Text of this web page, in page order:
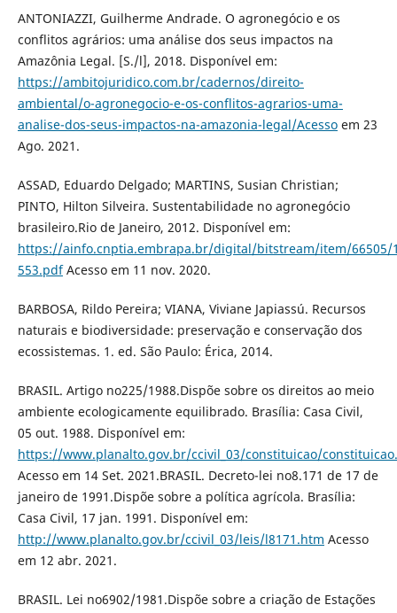
ANTONIAZZI, Guilherme Andrade. O agronegócio e os
conflitos agrários: uma análise dos seus impactos na
Amazônia Legal. [S./l], 2018. Disponível em:
https://ambitojuridico.com.br/cadernos/direito-
ambiental/o-agronegocio-e-os-conflitos-agrarios-uma-
analise-dos-seus-impactos-na-amazonia-legal/Acessoem 23
Ago. 2021.
ASSAD, Eduardo Delgado; MARTINS, Susian Christian;
PINTO, Hilton Silveira. Sustentabilidade no agronegócio
brasileiro.Rio de Janeiro, 2012. Disponível em:
https://ainfo.cnptia.embrapa.br/digital/bitstream/item/66505/
553.pdfAcesso em 11 nov. 2020.
BARBOSA, Rildo Pereira; VIANA, Viviane Japiassú. Recursos
naturais e biodiversidade: preservação e conservação dos
ecossistemas. 1. ed. São Paulo: Érica, 2014.
BRASIL. Artigo no225/1988.Dispõe sobre os direitos ao meio
ambiente ecologicamente equilibrado. Brasília: Casa Civil,
05 out. 1988. Disponível em:
https://www.planalto.gov.br/ccivil_03/constituicao/
Acesso em 14 Set. 2021.BRASIL. Decreto-lei no8.171 de 17 de
janeiro de 1991.Dispõe sobre a política agrícola. Brasília:
Casa Civil, 17 jan. 1991. Disponível em:
http://www.planalto.gov.br/ccivil_03/leis/l8171.htm Acesso
em 12 abr. 2021.
BRASIL. Lei no6902/1981.Dispõe sobre a criação de Estações